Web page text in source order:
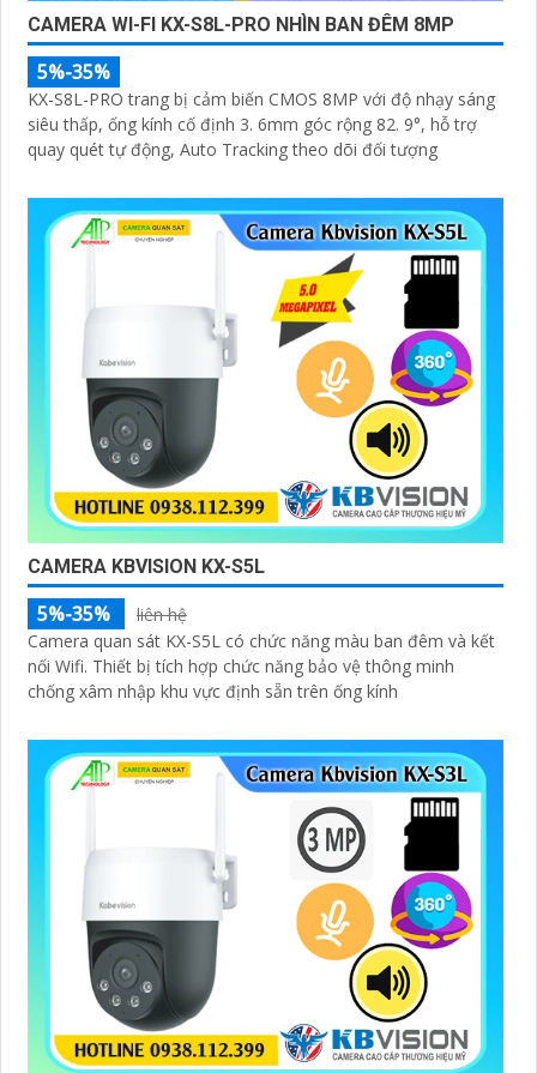
CAMERA WI-FI KX-S8L-PRO NHÌN BAN ĐÊM 8MP
5%-35%
KX-S8L-PRO trang bị cảm biến CMOS 8MP với độ nhạy sáng
siêu thấp, ống kính cố định 3. 6mm góc rộng 82. 9°, hỗ trợ
quay quét tự động, Auto Tracking theo dõi đối tượng
CAMERA KBVISION KX-S5L
5%-35%
liên hệ
Camera quan sát KX-S5L có chức năng màu ban đêm và kết
nối Wifi. Thiết bị tích hợp chức năng bảo vệ thông minh
chống xâm nhập khu vực định sẵn trên ống kính